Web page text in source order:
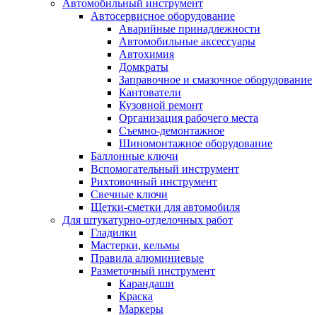
Автомобильный инструмент
Автосервисное оборудование
Аварийные принадлежности
Автомобильные аксессуары
Автохимия
Домкраты
Заправочное и смазочное оборудование
Кантователи
Кузовной ремонт
Организация рабочего места
Съемно-демонтажное
Шиномонтажное оборудование
Баллонные ключи
Вспомогательный инструмент
Рихтовочный инструмент
Свечные ключи
Щетки-сметки для автомобиля
Для штукатурно-отделочных работ
Гладилки
Мастерки, кельмы
Правила алюминиевые
Разметочный инструмент
Карандаши
Краска
Маркеры